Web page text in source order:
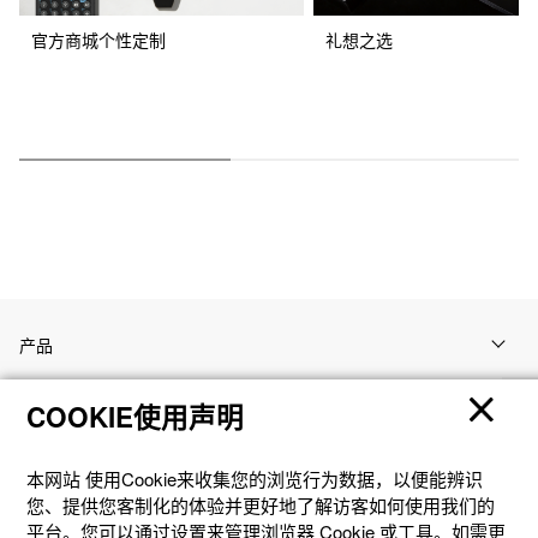
官方商城个性定制 礼想之选
产品
客户支持
资讯
COOKIE使用声明
本网站 使⽤Cookie来收集您的浏览⾏为数据，以便能辨识
您、提供您客制化的体验并更好地了解访客如何使⽤我们的
平台。您可以通过设置来管理浏览器 Cookie 或⼯具。如需更